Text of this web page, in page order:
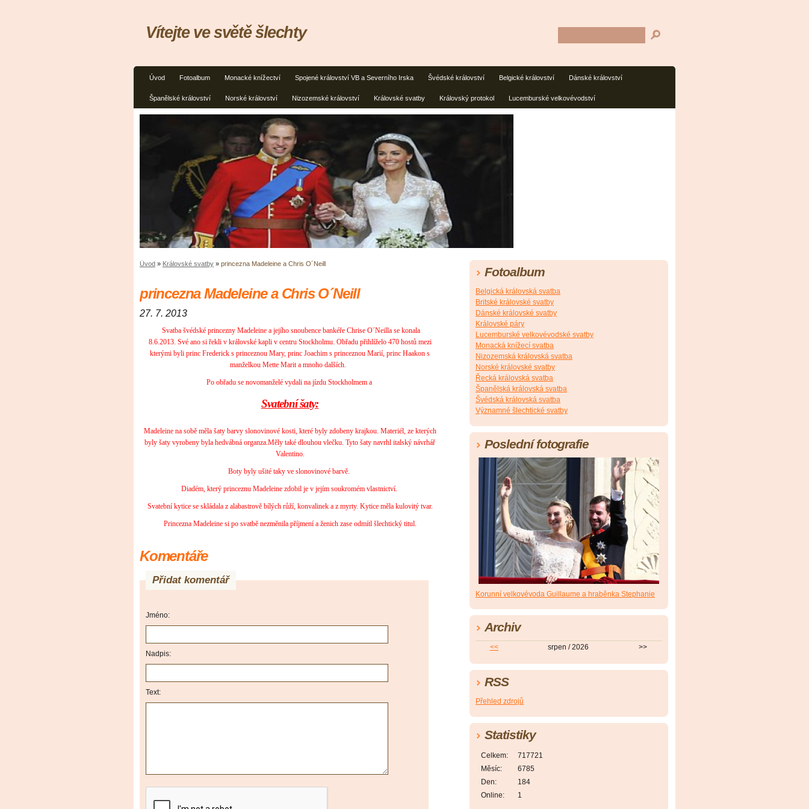
Úvod Fotoalbum Monacké knížectví Spojené království VB a Severního Irska Švédské království Belgické království Dánské království
Španělské království Norské království Nizozemské království Královské svatby Královský protokol Lucemburské velkovévodství
Vítejte ve světě šlechty
Úvod » Královské svatby » princezna Madeleine a Chris O´Neill
princezna Madeleine a Chris O´Neill
27. 7. 2013
Svatba švédské princezny Madeleine a jejího snoubence bankéře Chrise O´Neilla se konala
8.6.2013. Své ano si řekli v královské kapli v centru Stockholmu. Obřadu přihlíželo 470 hostů mezi
kterými byli princ Frederick s princeznou Mary, princ Joachim s princeznou Marií, princ Haakon s
manželkou Mette Marit a mnoho dalších.
Po obřadu se novomanželé vydali na jízdu Stockholmem a
Svatební šaty:
Madeleine na sobě měla šaty barvy slonovinové kosti, které byly zdobeny krajkou. Materiél, ze kterých
byly šaty vyrobeny byla hedvábná organza.Měly také dlouhou vlečku. Tyto šaty navrhl italský návrhář
Valentino.
Boty byly ušité taky ve slonovinové barvě.
Diadém, který princeznu Madeleine zdobil je v jejím soukromém vlastnictví.
Svatební kytice se skládala z alabastrově bílých růží, konvalinek a z myrty. Kytice měla kulovitý tvar.
Princezna Madeleine si po svatbě nezměnila příjmení a ženich zase odmítl šlechtický titul.
Komentáře
Přidat komentář
Jméno:
Nadpis:
Text:
Fotoalbum
Belgická královská svatba
Britské královské svatby
Dánské královské svatby
Královské páry
Lucemburské velkovévodské svatby
Monacká knížecí svatba
Nizozemská královská svatba
Norské královské svatby
Řecká královská svatba
Španělská královská svatba
Švédská královská svatba
Významné šlechtické svatby
Poslední fotografie
Korunní velkovévoda Guillaume a hraběnka Stephanie
Archiv
<< srpen / 2026 >>
RSS
Přehled zdrojů
Statistiky
Online: 1
Celkem:
717721
Měsíc:
6785
Den:
184